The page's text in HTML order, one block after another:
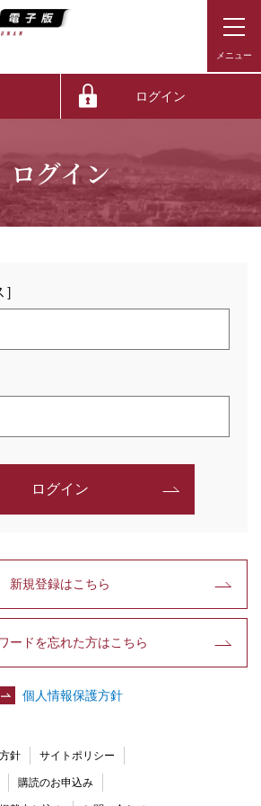
ログイン
ログイン
ログイン
新規登録はこちら
ードを忘れた方はこちら
個人情報保護方針
針 サイトポリシー
購読のお申込み